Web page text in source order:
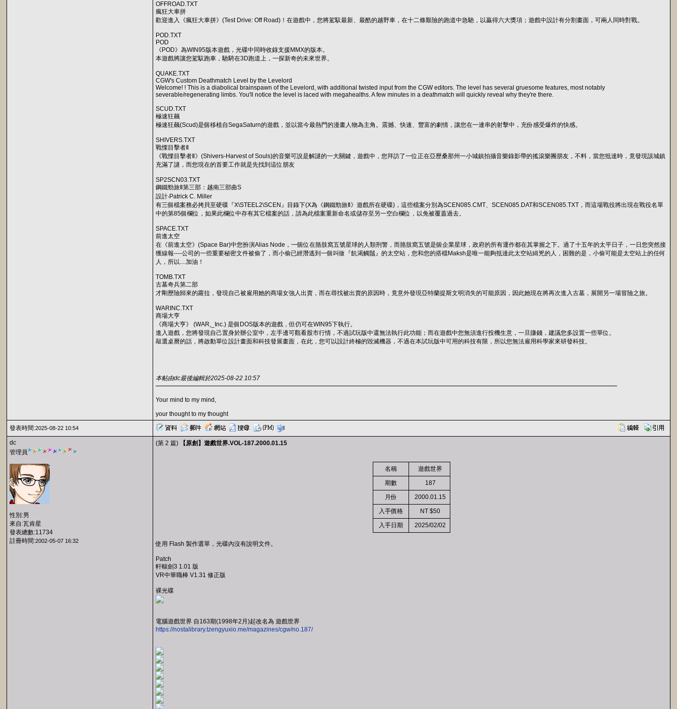
OFFROAD.TXT
瘋狂大車拼
歡迎進入《瘋狂大車拼》(Test Drive: Off Road)！在遊戲中，您將駕馭最新、最酷的越野車，在十二條艱險的跑道中急馳，以贏得六大獎項；遊戲中設計有分割畫面，可兩人同時對戰。
POD.TXT
POD
《POD》為WIN95版本遊戲，光碟中同時收錄支援MMX的版本。
本遊戲將讓您駕馭跑車，馳騁在3D跑道上，一探新奇的未來世界。
QUAKE.TXT
CGW's Custom Deathmatch Level by the Levelord
Welcome! ! This is a diabolical brainspawn of the Levelord, with additional twisted input from the CGW editors. The level has several gruesome features, most notably
severable/regenerating limbs. You'll notice the level is laced with megahealths. A few minutes in a deathmatch will quickly reveal why they're there.
SCUD.TXT
極速狂飆
極速狂飆(Scud)是個移植自SegaSaturn的遊戲，並以當今最熱門的漫畫人物為主角。震撼、快速、豐富的劇情，讓您在一連串的射擊中，充份感受爆炸的快感。
SHIVERS.TXT
戰慄目擊者Ⅱ
《戰慄目擊者Ⅱ》(Shivers-Harvest of Souls)的音樂可說是解謎的一大關鍵，遊戲中，您拜訪了一位正在亞歷桑那州一小城鎮拍攝音樂錄影帶的搖滾樂團朋友，不料，當您抵達時，竟發現該城鎮
充滿了謎，而您現在的首要工作就是先找到這位朋友
SP2SCN03.TXT
鋼鐵勁旅Ⅱ第三部：越南三部曲S
設計‧Patrick C. Miller
有三個檔案務必拷貝至硬碟『X\STEEL2\SCEN』目錄下(X為《鋼鐵勁旅Ⅱ》遊戲所在硬碟)，這些檔案分別為SCEN085.CMT、SCEN085.DAT和SCEN085.TXT，而這場戰役將出現在戰役名單
中的第85個欄位，如果此欄位中存有其它檔案的話，請為此檔案重新命名或儲存至另一空白欄位，以免被覆蓋過去。
SPACE.TXT
前進太空
在《前進太空》(Space Bar)中您扮演Alias Node，一個位在胳肢窩五號星球的人類刑警，而胳肢窩五號是個企業星球，政府的所有運作都在其掌握之下。過了十五年的太平日子，一日您突然接
獲線報----公司的一些重要秘密文件被偷了，而小偷已經潛逃到一個叫做『飢渴觸鬚』的太空站，您和您的搭檔Maksh是唯一能夠抵達此太空站緝兇的人，困難的是，小偷可能是太空站上的任何
人，所以....加油！
TOMB.TXT
古墓奇兵第二部
才剛歷險歸來的蘿拉，發現自己被雇用她的商場女強人出賣，而在尋找被出賣的原因時，竟意外發現亞特蘭提斯文明消失的可能原因，因此她現在將再次進入古墓，展開另一場冒險之旅。
WARINC.TXT
商場大亨
《商場大亨》 (WAR,_Inc.) 是個DOS版本的遊戲，但仍可在WIN95下執行。
進入遊戲，您將發現自己置身於辦公室中，左手邊可觀看股市行情，不過試玩版中還無法執行此功能；而在遊戲中您無須進行投機生意，一旦賺錢，建議您多設置一些單位。
敲選桌曆的話，將啟動單位設計畫面和科技發展畫面，在此，您可以設計終極的毀滅機器，不過在本試玩版中可用的科技有限，所以您無法雇用科學家來研發科技。
本帖由dc最後編輯於2025-08-22 10:57
Your mind to my mind,
your thought to my thought
發表時間:2025-08-22 10:54
dc
管理員
性別:男
來自:瓦肯星
發表總數:11734
註冊時間:2002-05-07 16:32
(第 2 篇) 【原創】遊戲世界.VOL-187.2000.01.15
名稱
遊戲世界
期數
187
月份
2000.01.15
入手價格
NT $50
入手日期
2025/02/02
使用 Flash 製作選單，光碟內沒有說明文件。
Patch
軒轅劍3 1.01 版
VR中華職棒 V1.31 修正版
裸光碟
電腦遊戲世界 自163期(1998年2月)起改名為 遊戲世界
https://nostalibrary.tzengyuxio.me/magazines/cgw/no.187/